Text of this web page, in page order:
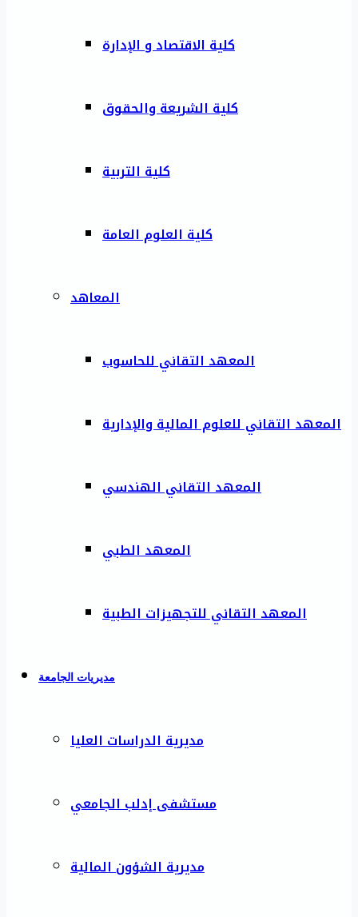
كلية الاقتصاد و الإدارة
كلية الشريعة والحقوق
كلية التربية
كلية العلوم العامة
المعاهد
المعهد التقاني للحاسوب
المعهد التقاني للعلوم المالية والإدارية
المعهد التقاني الهندسي
المعهد الطبي
المعهد التقاني للتجهيزات الطبية
مديريات الجامعة
مديرية الدراسات العليا
مستشفى إدلب الجامعي
مديرية الشؤون المالية